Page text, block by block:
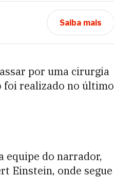
Saiba mais
por uma cirurgia
foi realizado no último
equipe do narrador,
Einstein, onde segue